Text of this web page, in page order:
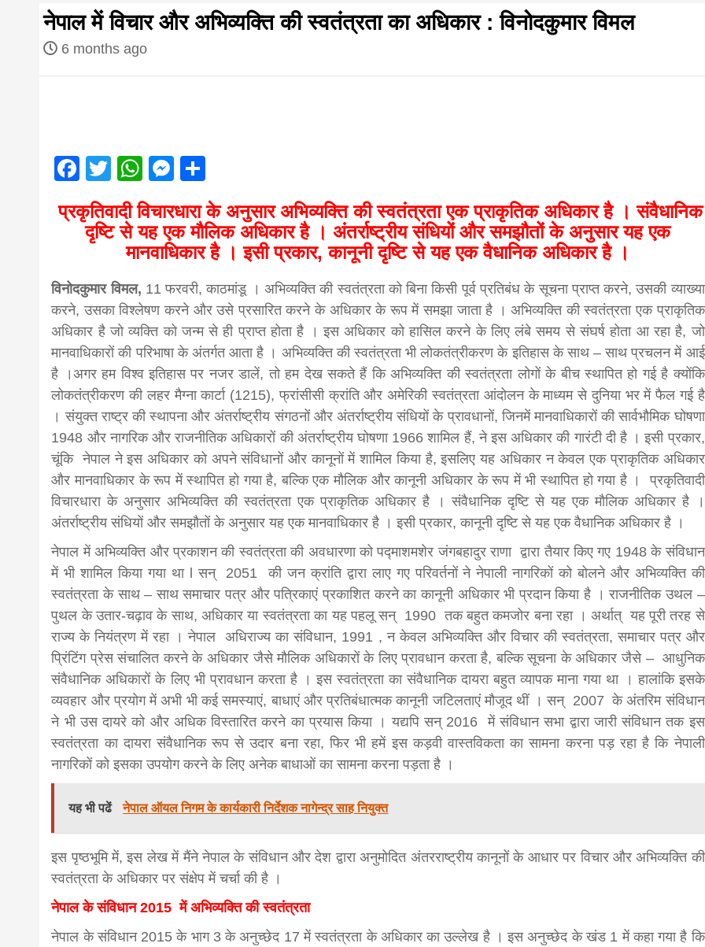
first hindi
magazine of
news in hindi
from
Nepal,madhesh
news,financial
news,loan,bank
news, madhesh
khabar
नेपाल में विचार और अभिव्यक्ति की स्वतंत्रता का अधिकार : विनोदकुमार विमल
6 months ago
Facebook
TwitterWhatsApp
Messenger
प्रकृतिवादी विचारधारा के अनुसार अभिव्यक्ति की स्वतंत्रता एक प्राकृतिक अधिकार है । संवैधानिक
दृष्टि से यह एक मौलिक अधिकार है । अंतर्राष्ट्रीय संधियों और समझौतों के अनुसार यह एक
मानवाधिकार है । इसी प्रकार, कानूनी दृष्टि से यह एक वैधानिक अधिकार है ।
विनोदकुमार विमल, 11 फरवरी, काठमांडू । अभिव्यक्ति की स्वतंत्रता को बिना किसी पूर्व प्रतिबंध के सूचना प्राप्त करने, उसकी व्याख्या
करने, उसका विश्लेषण करने और उसे प्रसारित करने के अधिकार के रूप में समझा जाता है । अभिव्यक्ति की स्वतंत्रता एक प्राकृतिक
अधिकार है जो व्यक्ति को जन्म से ही प्राप्त होता है । इस अधिकार को हासिल करने के लिए लंबे समय से संघर्ष होता आ रहा है, जो
मानवाधिकारों की परिभाषा के अंतर्गत आता है । अभिव्यक्ति की स्वतंत्रता भी लोकतंत्रीकरण के इतिहास के साथ – साथ प्रचलन में आई
है ।अगर हम विश्व इतिहास पर नजर डालें, तो हम देख सकते हैं कि अभिव्यक्ति की स्वतंत्रता लोगों के बीच स्थापित हो गई है क्योंकि
लोकतंत्रीकरण की लहर मैग्ना कार्टा (1215), फ्रांसीसी क्रांति और अमेरिकी स्वतंत्रता आंदोलन के माध्यम से दुनिया भर में फैल गई है
। संयुक्त राष्ट्र की स्थापना और अंतर्राष्ट्रीय संगठनों और अंतर्राष्ट्रीय संधियों के प्रावधानों, जिनमें मानवाधिकारों की सार्वभौमिक घोषणा
1948 और नागरिक और राजनीतिक अधिकारों की अंतर्राष्ट्रीय घोषणा 1966 शामिल हैं, ने इस अधिकार की गारंटी दी है । इसी प्रकार,
चूंकि नेपाल ने इस अधिकार को अपने संविधानों और कानूनों में शामिल किया है, इसलिए यह अधिकार न केवल एक प्राकृतिक अधिकार
और मानवाधिकार के रूप में स्थापित हो गया है, बल्कि एक मौलिक और कानूनी अधिकार के रूप में भी स्थापित हो गया है । प्रकृतिवादी
विचारधारा के अनुसार अभिव्यक्ति की स्वतंत्रता एक प्राकृतिक अधिकार है । संवैधानिक दृष्टि से यह एक मौलिक अधिकार है ।
अंतर्राष्ट्रीय संधियों और समझौतों के अनुसार यह एक मानवाधिकार है । इसी प्रकार, कानूनी दृष्टि से यह एक वैधानिक अधिकार है ।
नेपाल में अभिव्यक्ति और प्रकाशन की स्वतंत्रता की अवधारणा को पद्माशमशेर जंगबहादुर राणा द्वारा तैयार किए गए 1948 के संविधान
में भी शामिल किया गया था l सन् 2051 की जन क्रांति द्वारा लाए गए परिवर्तनों ने नेपाली नागरिकों को बोलने और अभिव्यक्ति की
स्वतंत्रता के साथ – साथ समाचार पत्र और पत्रिकाएं प्रकाशित करने का कानूनी अधिकार भी प्रदान किया है । राजनीतिक उथल –
पुथल के उतार-चढ़ाव के साथ, अधिकार या स्वतंत्रता का यह पहलू सन् 1990 तक बहुत कमजोर बना रहा । अर्थात् यह पूरी तरह से
राज्य के नियंत्रण में रहा । नेपाल अधिराज्य का संविधान, 1991 , न केवल अभिव्यक्ति और विचार की स्वतंत्रता, समाचार पत्र और
प्रिंटिंग प्रेस संचालित करने के अधिकार जैसे मौलिक अधिकारों के लिए प्रावधान करता है, बल्कि सूचना के अधिकार जैसे – आधुनिक
संवैधानिक अधिकारों के लिए भी प्रावधान करता है । इस स्वतंत्रता का संवैधानिक दायरा बहुत व्यापक माना गया था । हालांकि इसके
व्यवहार और प्रयोग में अभी भी कई समस्याएं, बाधाएं और प्रतिबंधात्मक कानूनी जटिलताएं मौजूद थीं । सन् 2007 के अंतरिम संविधान
ने भी उस दायरे को और अधिक विस्तारित करने का प्रयास किया । यद्यपि सन् 2016 में संविधान सभा द्वारा जारी संविधान तक इस
स्वतंत्रता का दायरा संवैधानिक रूप से उदार बना रहा, फिर भी हमें इस कड़वी वास्तविकता का सामना करना पड़ रहा है कि नेपाली
नागरिकों को इसका उपयोग करने के लिए अनेक बाधाओं का सामना करना पड़ता है ।
यह भी पढें नेपाल ऑयल निगम के कार्यकारी निर्देशक नागेन्द्र साह नियुक्त
इस पृष्ठभूमि में, इस लेख में मैंने नेपाल के संविधान और देश द्वारा अनुमोदित अंतरराष्ट्रीय कानूनों के आधार पर विचार और अभिव्यक्ति की
स्वतंत्रता के अधिकार पर संक्षेप में चर्चा की है ।
नेपाल के संविधान 2015 में अभिव्यक्ति की स्वतंत्रता
नेपाल के संविधान 2015 के भाग 3 के अनुच्छेद 17 में स्वतंत्रता के अधिकार का उल्लेख है । इस अनुच्छेद के खंड 1 में कहा गया है कि
आज का पंचांग: आज दिनांक 4 अगस्त 2026 मंगलवार शुभसंवत् 2083
सदस्य के रूप में अपनी उम्मीदवारी दे चुकी रेणु दाहाल ने कहा है